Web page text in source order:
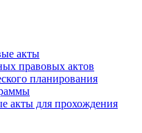
акты
правовых актов
планирования
акты для прохождения